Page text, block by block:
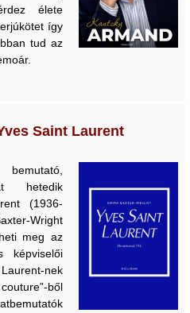
élete
így
tud az
Saint Laurent
bemutató,
hetedik
(1936-
Wright
meg az
képviselői
nek
ből